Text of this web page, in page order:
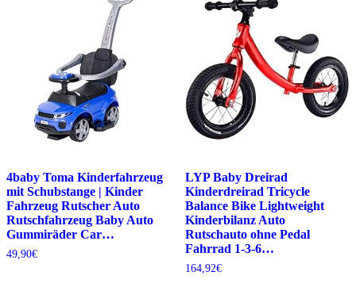
4baby Toma Kinderfahrzeug
mit Schubstange | Kinder
Fahrzeug Rutscher Auto
Rutschfahrzeug Baby Auto
Gummiräder Car…
49,90€
LYP Baby Dreirad
Kinderdreirad Tricycle
Balance Bike Lightweight
Kinderbilanz Auto
Rutschauto ohne Pedal
Fahrrad 1-3-6…
164,92€